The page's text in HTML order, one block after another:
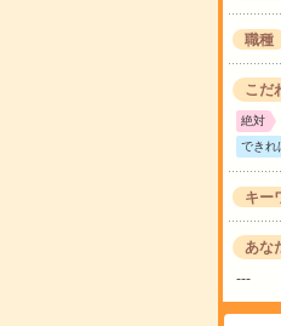
職種
こだ
絶対
できれ
キー
あな
---